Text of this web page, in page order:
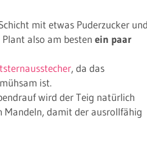
mit etwas Puderzucker und
also am besten ein paar
, da das
ist.
wird der Teig natürlich
Mandeln, damit der ausrollfähig